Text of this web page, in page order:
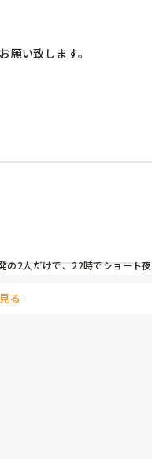
い致します。
体制、
が広いです。
す。
ＳＳの棟もあり2棟を受
位になってます。
ます。あっと言う間に朝
2人だけで、22時でショート
る